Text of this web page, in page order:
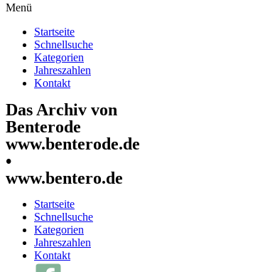
Menü
Startseite
Schnellsuche
Kategorien
Jahreszahlen
Kontakt
Das Archiv von
Benterode
www.benterode.de
•
www.bentero.de
Startseite
Schnellsuche
Kategorien
Jahreszahlen
Kontakt